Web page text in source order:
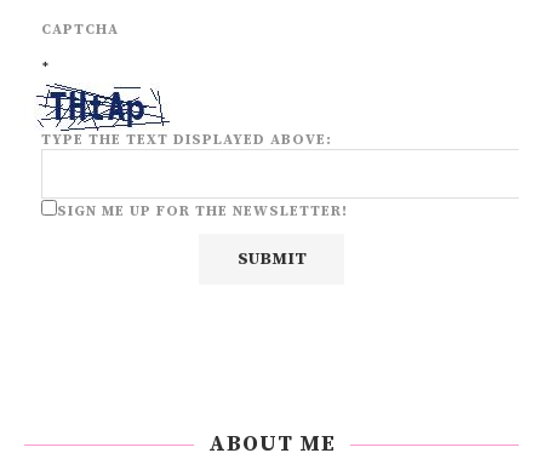
CAPTCHA
*
TYPE THE TEXT DISPLAYED ABOVE:
SIGN ME UP FOR THE NEWSLETTER!
ABOUT ME